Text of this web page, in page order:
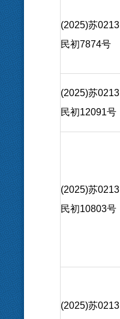
(2025)苏0213
民初7874号
(2025)苏0213
民初12091号
(2025)苏0213
民初10803号
(2025)苏0213